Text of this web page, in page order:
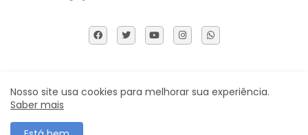
Sobre Nós DMCA Termos e Políticas Contactos
Nosso site usa cookies para melhorar sua experiência.
Saber mais